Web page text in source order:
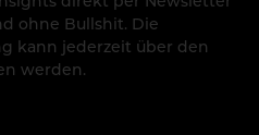
ohne Bullshit. Die
kann jederzeit über den
werden.